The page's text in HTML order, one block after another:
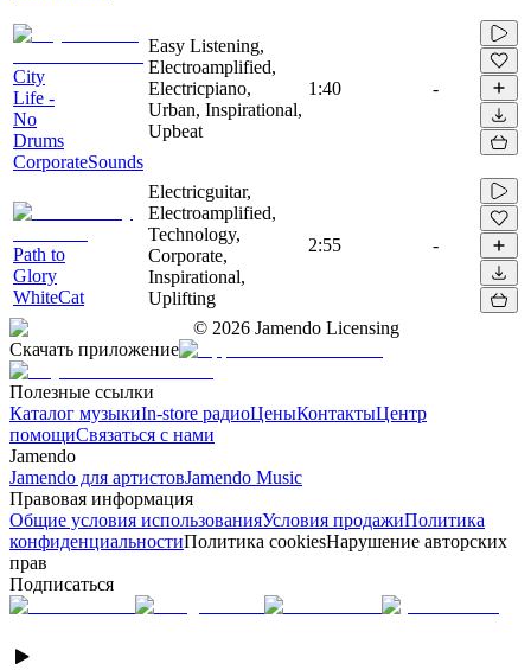
City
Life -
No
Drums
CorporateSounds
Easy Listening,
Electroamplified,
Electricpiano,
Urban, Inspirational,
Upbeat
1:40 -
Path to
Glory
WhiteCat
Electricguitar,
Electroamplified,
Technology,
Corporate,
Inspirational,
Uplifting
2:55 -
© 2026 Jamendo Licensing
Скачать приложение
Полезные ссылки
Каталог музыкиIn-store радиоЦеныКонтактыЦентр
помощиСвязаться с нами
Jamendo
Jamendo для артистовJamendo Music
Правовая информация
Общие условия использованияУсловия продажиПолитика
конфиденциальностиПолитика cookiesНарушение авторских
прав
Подписаться